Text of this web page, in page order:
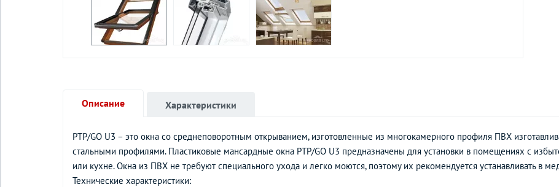
Описание
PTP/GO U3 – это окна со среднеповоротным открыванием, изготовленные из многокамерного профиля ПВХ
стальными профилями. Пластиковые мансардные окна PTP/GO U3 предназначены для установки в помещениях с
или кухне. Окна из ПВХ не требуют специального ухода и легко моются, поэтому их рекомендуется устанавливать в
Технические характеристики:
Характеристики